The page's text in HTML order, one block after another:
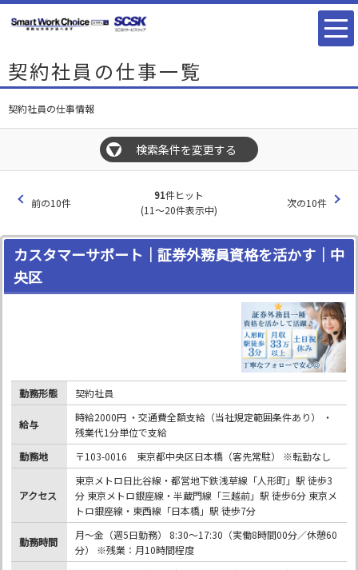
契約社員の仕事一覧
契約社員の仕事情報
▼ 検索条件を変更する
前の10件
91件ヒット
(11～20件表示中)
次の10件
カスタマーサポート｜証券外務員資格を活かす｜中
央区
勤務形態 契約社員
給与
時給2000円 ・交通費全額支給（当社規定範囲条件あり） ・
残業代1分単位で支給
勤務地
〒103-0016 東京都中央区日本橋（客先常駐） ※転勤なし
アクセス
東京メトロ日比谷線・都営地下鉄浅草線「人形町」駅 徒歩3
分 東京メトロ銀座線・半蔵門線「三越前」駅 徒歩6分 東京メ
トロ銀座線・東西線「日本橋」駅 徒歩7分
勤務時間
月～金（週5日勤務） 8:30～17:30（実働8時間00分／休憩60
分） ※残業：月10時間程度